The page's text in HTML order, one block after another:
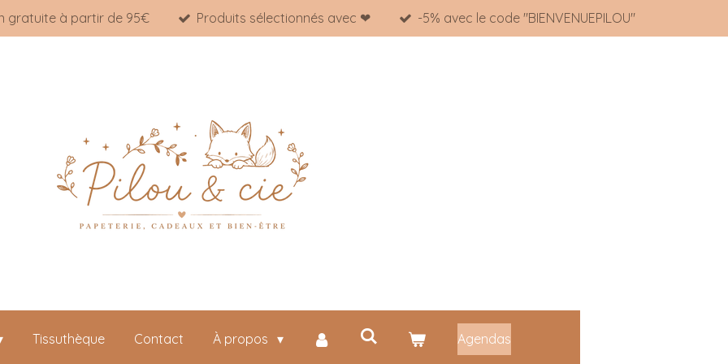
gratuite à partir de 95€ Produits sélectionnés avec ❤ -5% avec le code "BIENVENUEPILOU"
Tissuthèque Contact À propos Agendas